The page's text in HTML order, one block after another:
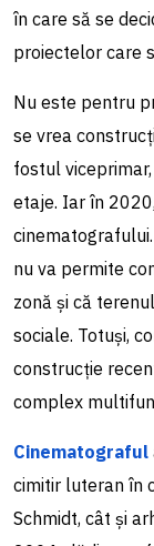
în care să se
proiectelor care
Nu este pentru
se vrea
fostul
etaje. Iar în
nu va permite
zonă și că
sociale. Totuși,
construcție
complex
Cinematograful
cimitir luteran în
Schmidt, cât și